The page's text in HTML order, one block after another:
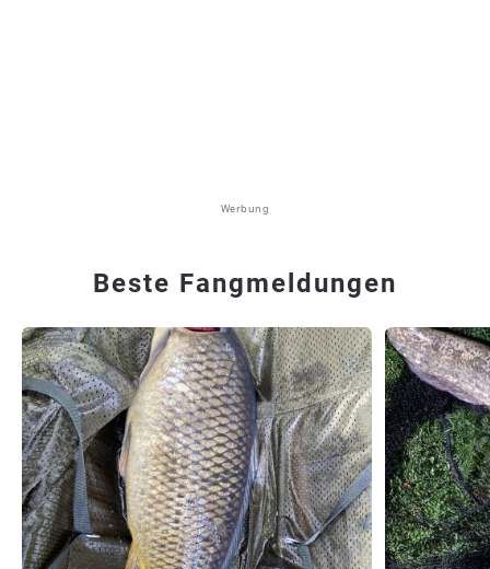
Werbung
Beste Fangmeldungen